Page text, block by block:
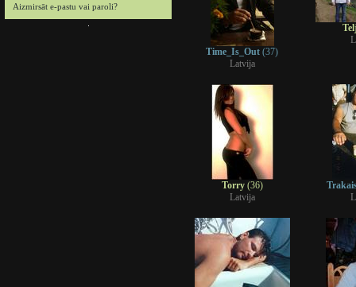
Aizmirsāt e-pastu vai paroli?
Time_Is_Out (37)
Latvija
Torry (36)
Latvija